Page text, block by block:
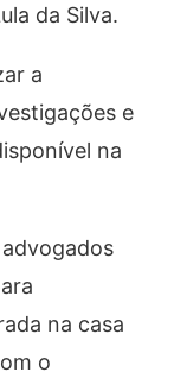
da Silva.
a
e
na
na casa
o